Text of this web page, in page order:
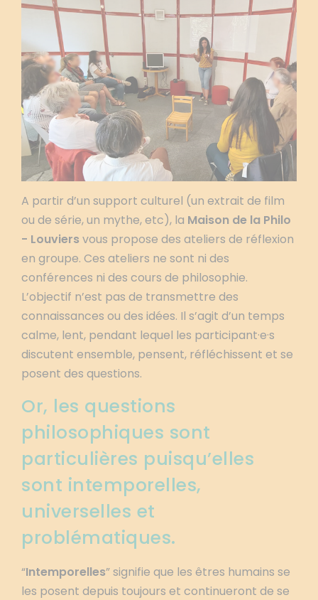
A partir d’un support culturel (un extrait de film
ou de série, un mythe, etc), la Maison de la Philo
- Louviers vous propose des ateliers de réflexion
en groupe. Ces ateliers ne sont ni des
conférences ni des cours de philosophie.
L’objectif n’est pas de transmettre des
connaissances ou des idées. Il s’agit d’un temps
calme, lent, pendant lequel les participant·e·s
discutent ensemble, pensent, réfléchissent et se
posent des questions.
Or, les questions
philosophiques sont
particulières puisqu’elles
sont intemporelles,
universelles et
problématiques.
“Intemporelles” signifie que les êtres humains se
les posent depuis toujours et continueront de se